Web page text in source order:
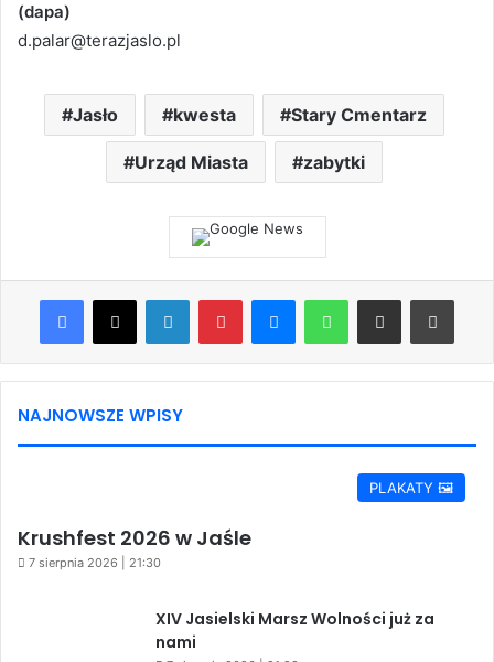
(dapa)
d.palar@terazjaslo.pl
Jasło kwesta Stary Cmentarz
Urząd Miasta zabytki
Facebook
X LinkedInPinterestMessengerWhatsAppShare via Email Print
NAJNOWSZE WPISY
PLAKATY 🖼️
Krushfest 2026 w Jaśle
7 sierpnia 2026 | 21:30
XIV Jasielski Marsz Wolności już za
nami